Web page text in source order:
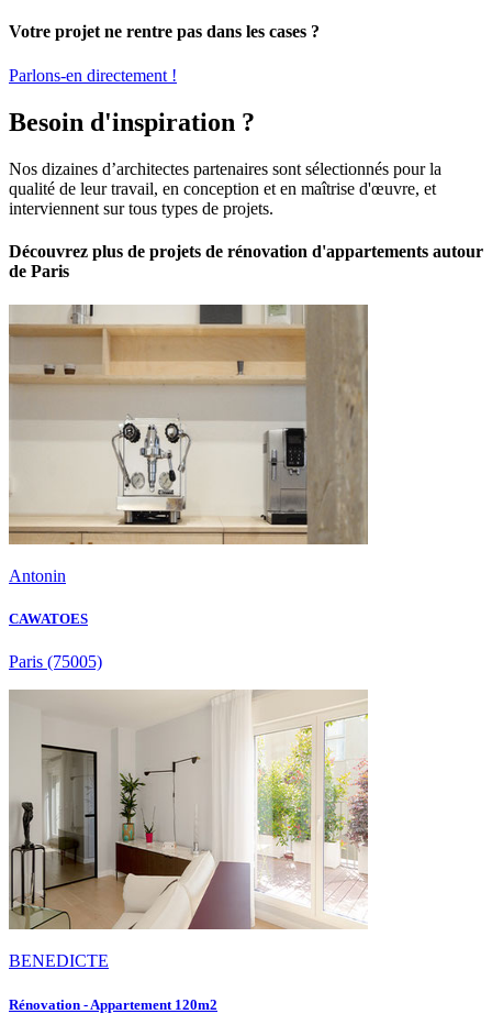
Votre projet ne rentre pas dans les cases ?
Parlons-en directement !
Besoin d'inspiration ?
Nos dizaines d’architectes partenaires sont sélectionnés pour la
qualité de leur travail, en conception et en maîtrise d'œuvre, et
interviennent sur tous types de projets.
Découvrez plus de projets de rénovation d'appartements autour
de Paris
Antonin
CAWATOES
Paris (75005)
BENEDICTE
Rénovation - Appartement 120m2